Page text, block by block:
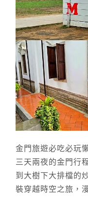
金門旅遊必吃必玩
三天兩夜的金門行
到大樹下大排檔的
裝穿越時空之旅，